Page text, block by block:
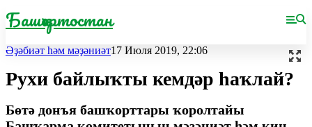
Башҡортостан
Әҙәбиәт һәм мәҙәниәт17 Июля 2019, 22:06
Рухи байлыҡты кемдәр һаҡлай?
Бөтә донъя башҡорттары ҡоролтайы